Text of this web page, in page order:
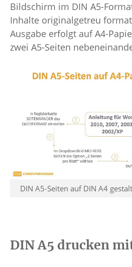
Bildschirm im DIN A5-
Inhalte originalgetreu
Ausgabe erfolgt auf A4-
zwei A5-Seiten
DIN A5-Seiten auf DIN A4
DIN A5 drucken